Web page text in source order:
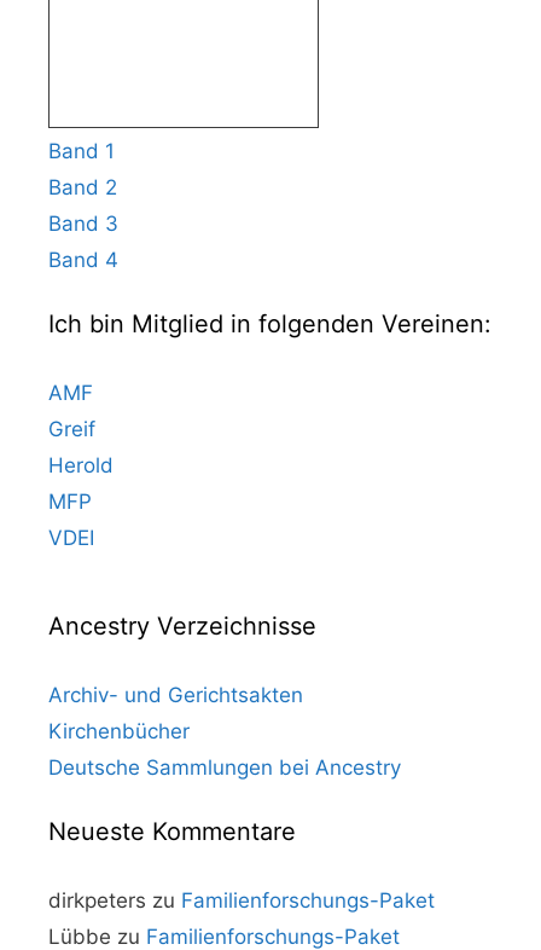
Band 1
Band 2
Band 3
Band 4
Ich bin Mitglied in folgenden Vereinen:
AMF
Greif
Herold
MFP
VDEI
Ancestry Verzeichnisse
Archiv- und Gerichtsakten
Kirchenbücher
Deutsche Sammlungen bei Ancestry
Neueste Kommentare
dirkpeters zu Familienforschungs-Paket
Lübbe zu Familienforschungs-Paket